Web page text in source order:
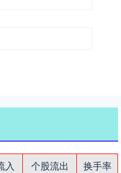
入 个股流出
换手率